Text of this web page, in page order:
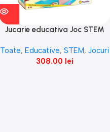
Jucarie educativa Joc STEM
Toate, Educative, STEM, Jocuri
308.00 lei